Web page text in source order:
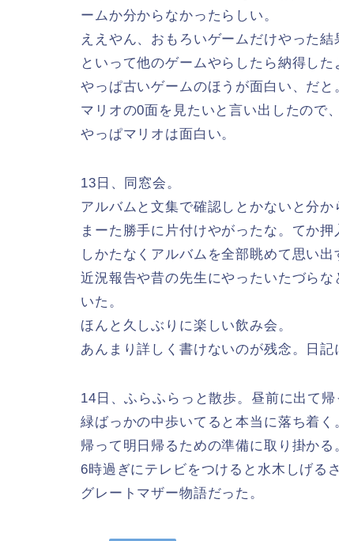
ームか分からなかったらしい。
ええやん、おもろいゲームだけやった結
といって他のゲームやらしたら納得した
やっぱ古いゲームのほうが面白い、だと
マリオの0面を見たいと言い出したので
やっぱマリオは面白い。
13日、同窓会。
アルバムと文集で確認しとかないと分
まーた勝手に片付けやがったな。てか押
しかたなくアルバムを全部眺めて思い
近況報告や昔の先生にやったいたづら
いた。
ほんと久しぶりに楽しい飲み会。
あんまり詳しく書けないのが残念。日記
14日、ふらふらっと散歩。昼前に出て
緑ばっかの中歩いてると本当に落ち着く
帰って明日帰るための準備に取り掛かる
6時過ぎにテレビをつけると水木しげる
グレートマザー物語だった。